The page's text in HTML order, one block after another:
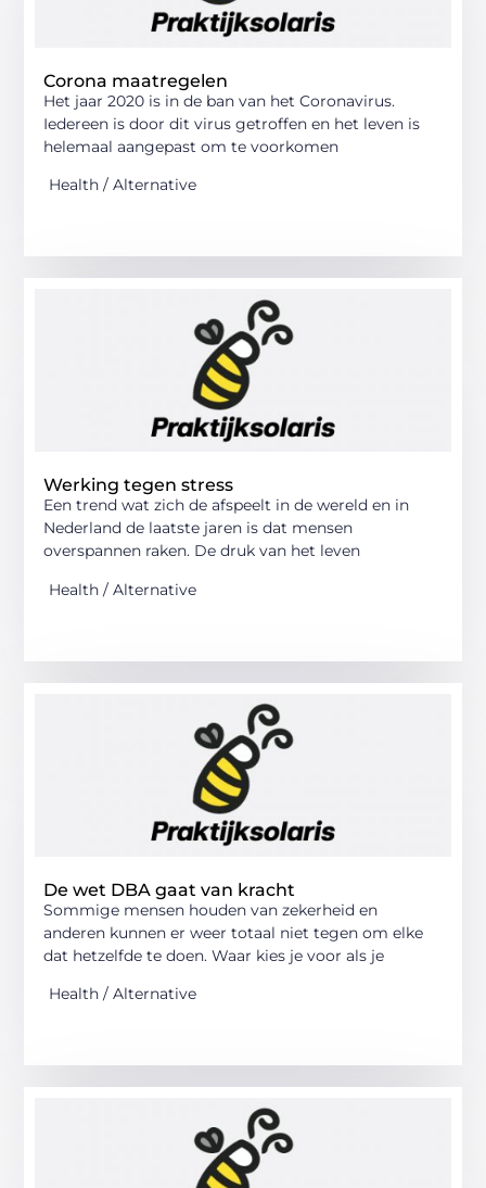
Corona maatregelen
Het jaar 2020 is in de ban van het Coronavirus.
Iedereen is door dit virus getroffen en het leven is
helemaal aangepast om te voorkomen
Health / Alternative
Werking tegen stress
Een trend wat zich de afspeelt in de wereld en in
Nederland de laatste jaren is dat mensen
overspannen raken. De druk van het leven
Health / Alternative
De wet DBA gaat van kracht
Sommige mensen houden van zekerheid en
anderen kunnen er weer totaal niet tegen om elke
dat hetzelfde te doen. Waar kies je voor als je
Health / Alternative